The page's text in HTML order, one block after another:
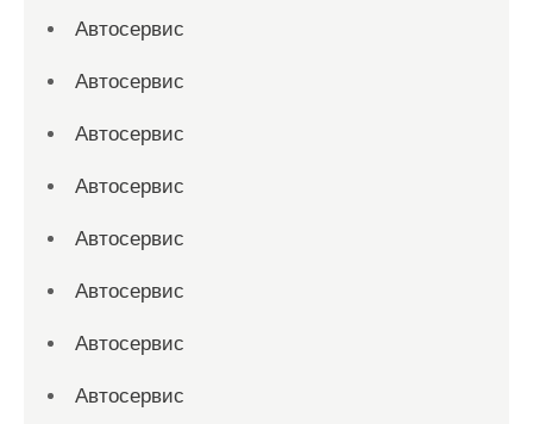
Автосервис
Автосервис
Автосервис
Автосервис
Автосервис
Автосервис
Автосервис
Автосервис